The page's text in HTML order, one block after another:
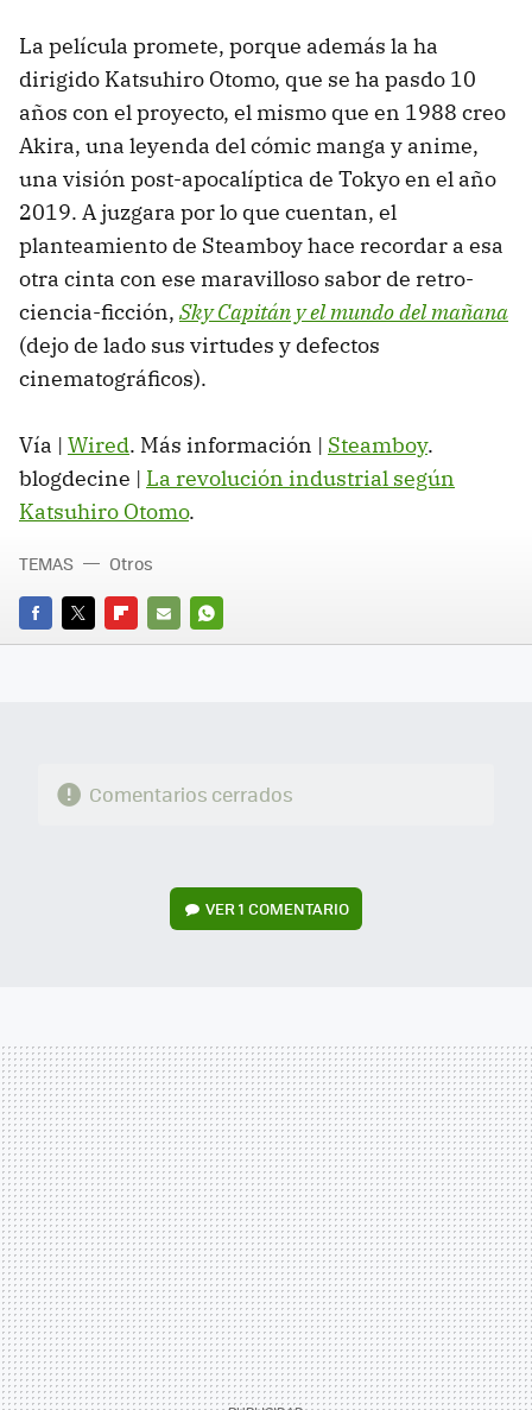
La película promete, porque además la ha
dirigido Katsuhiro Otomo, que se ha pasdo 10
años con el proyecto, el mismo que en 1988 creo
Akira, una leyenda del cómic manga y anime,
una visión post-apocalíptica de Tokyo en el año
2019. A juzgara por lo que cuentan, el
planteamiento de Steamboy hace recordar a esa
otra cinta con ese maravilloso sabor de retro-
ciencia-ficción, Sky Capitán y el mundo del mañana
(dejo de lado sus virtudes y defectos
cinematográficos).
Vía | Wired. Más información | Steamboy.
blogdecine | La revolución industrial según
Katsuhiro Otomo.
FACEBOOK
TWITTERFLIPBOARD
E-
WHATSAPP
TEMAS Otros
Comentarios cerrados
VER1 COMENTARIO